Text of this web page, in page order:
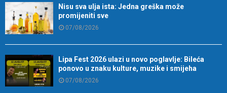
Nisu sva ulja ista: Jedna greška može
promijeniti sve
07/08/2026
Lipa Fest 2026 ulazi u novo poglavlje: Bileća
ponovo u znaku kulture, muzike i smijeha
07/08/2026